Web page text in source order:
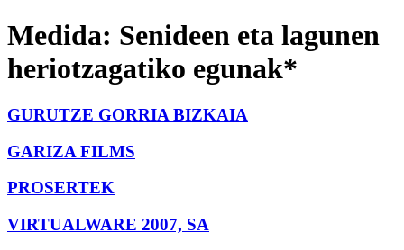
Medida: Senideen eta lagunen
heriotzagatiko egunak*
GURUTZE GORRIA BIZKAIA
GARIZA FILMS
PROSERTEK
VIRTUALWARE 2007, SA